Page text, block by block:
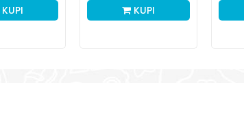
KUPI KUPI